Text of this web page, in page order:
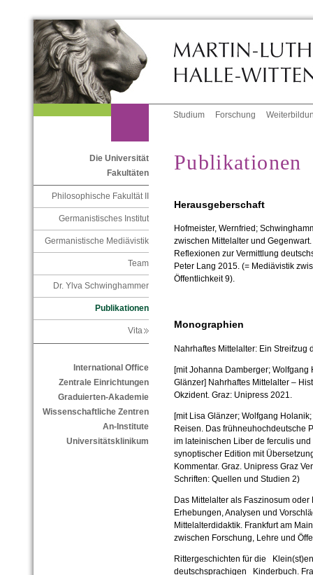
Studium Forschung
Die Universität
Fakultäten
Philosophische Fakultät II
Germanistisches Institut
Germanistische Mediävistik
Team
Dr. Ylva Schwinghammer
Publikationen
Vita
International Office
Zentrale Einrichtungen
Graduierten-Akademie
Wissenschaftliche Zentren
An-Institute
Universitätsklinikum
Publikationen
Herausgeberschaft
Hofmeister, Wernfried;
zwischen Mittelalter und
Reflexionen zur Vermittlung
Peter Lang 2015. (= Mediävistik
Öffentlichkeit 9).
Monographien
Nahrhaftes Mittelalter: Ein Streifzug
[mit Johanna Damberger;
Glänzer] Nahrhaftes Mittelalter –
Okzident. Graz: Unipress 2021.
[mit Lisa Glänzer; Wolfgang
Reisen. Das frühneuhochdeutsche
im lateinischen Liber de ferculis
synoptischer Edition mit
Kommentar. Graz. Unipress Graz
Schriften: Quellen und Studien 2)
Das Mittelalter als Faszinosum
Erhebungen, Analysen und
Mittelalterdidaktik. Frankfurt am
zwischen Forschung, Lehre und
Rittergeschichten für die
deutschsprachigen Kinderbuch.